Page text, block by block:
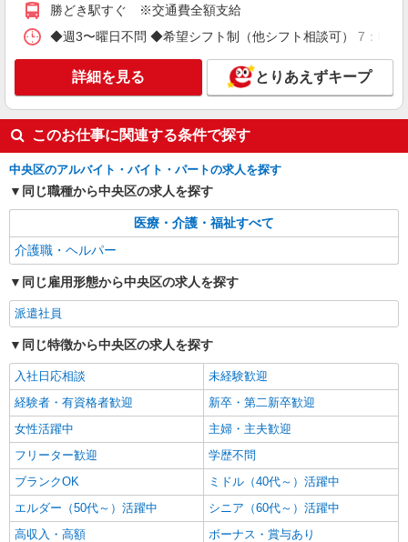
株式会社kotrio /●SW-H2-2114906
新富町駅⇒キレイな病院で介護補助/事務作業
時給1650円〜2312円 ＜日払い有/週払い有/交
通費全支給(ガソリン代含む)＞
中央区
キープ 詳細を見る
派遣社員
株式会社kotrio /●SW-H2-1816716
『勝どき』デイサービスで運転できる方急募★
時給1650円〜2312円 ＜日払い有/週払い有/交
通費全支給(ガソリン代含む)＞
キープ
派遣社員
株式会社kotrio /●SW-H2-2099018
[ 綺麗 ]高級シニアマンションで生活ケア/見守
りなど/勝どき駅
時給1650円〜2312円 ＜日払い有/週払い有/交
通費全支給(ガソリン代含む)＞
中央区 最寄り：勝どき駅
勝どき駅すぐ ※交通費全額支給
◆週3〜曜日不問 ◆希望シフト制（他シフト相談可） 7：
詳細を見る とりあえずキープ
このお仕事に関連する条件で探す
中央区のアルバイト・バイト・パートの求人を探す
同じ職種から中央区の求人を探す
医療・介護・福祉すべて
介護職・ヘルパー
同じ雇用形態から中央区の求人を探す
派遣社員
同じ特徴から中央区の求人を探す
入社日応相談
未経験歓迎
経験者・有資格者歓迎
新卒・第二新卒歓迎
女性活躍中
主婦・主夫歓迎
フリーター歓迎
学歴不問
ブランクOK
ミドル（40代～）活躍中
エルダー（50代～）活躍中
シニア（60代～）活躍中
高収入・高額
ボーナス・賞与あり